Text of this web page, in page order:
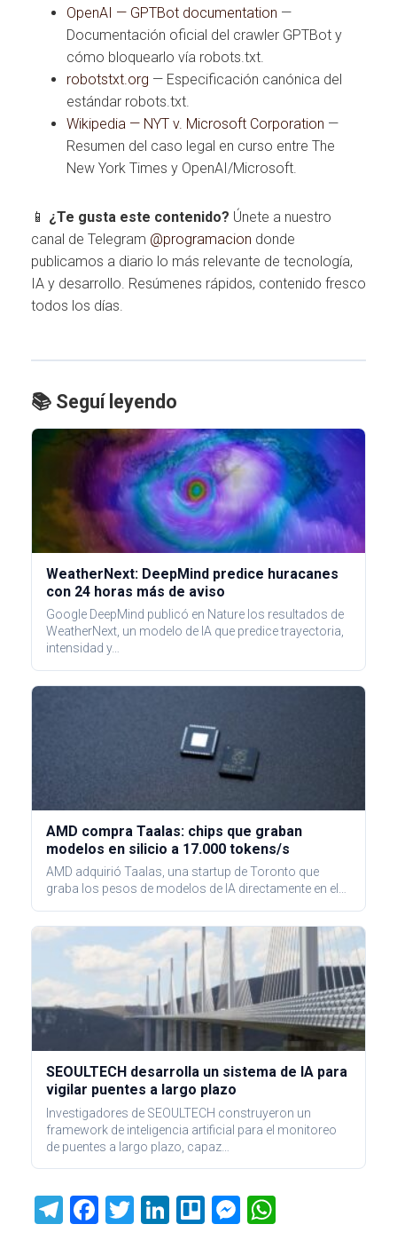
OpenAI — GPTBot documentation —
Documentación oficial del crawler GPTBot y
cómo bloquearlo vía robots.txt.
robotstxt.org — Especificación canónica del
estándar robots.txt.
Wikipedia — NYT v. Microsoft Corporation —
Resumen del caso legal en curso entre The
New York Times y OpenAI/Microsoft.
📱 ¿Te gusta este contenido? Únete a nuestro
canal de Telegram @programacion donde
publicamos a diario lo más relevante de tecnología,
IA y desarrollo. Resúmenes rápidos, contenido fresco
todos los días.
📚 Seguí leyendo
WeatherNext: DeepMind predice huracanes
con 24 horas más de aviso
Google DeepMind publicó en Nature los resultados de
WeatherNext, un modelo de IA que predice trayectoria,
intensidad y…
AMD compra Taalas: chips que graban
modelos en silicio a 17.000 tokens/s
AMD adquirió Taalas, una startup de Toronto que
graba los pesos de modelos de IA directamente en el…
SEOULTECH desarrolla un sistema de IA para
vigilar puentes a largo plazo
Investigadores de SEOULTECH construyeron un
framework de inteligencia artificial para el monitoreo
de puentes a largo plazo, capaz…
T
F
T
Li
Tr M